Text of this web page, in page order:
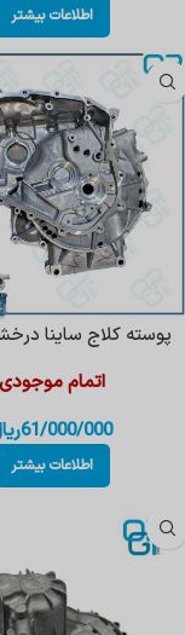
اطلاعات بیشتر
پوسته کلاج ساینا
اتمام موجودی
61/000/000
اطلاعات بیشتر